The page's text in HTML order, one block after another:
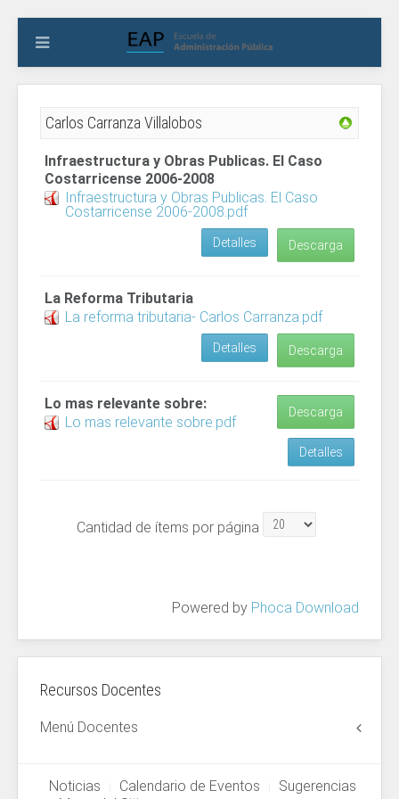
Carlos Carranza Villalobos
Infraestructura y Obras Publicas. El Caso
Costarricense 2006-2008
Infraestructura y Obras Publicas. El Caso
Costarricense 2006-2008.pdf
Descarga
Detalles
La Reforma Tributaria
La reforma tributaria- Carlos Carranza.pdf
Descarga
Detalles
Lo mas relevante sobre:
Lo mas relevante sobre.pdf
Descarga
Detalles
Cantidad de ítems por página
Powered by Phoca Download
Recursos Docentes
Menú Docentes
Noticias Calendario de Eventos
Sugerencias